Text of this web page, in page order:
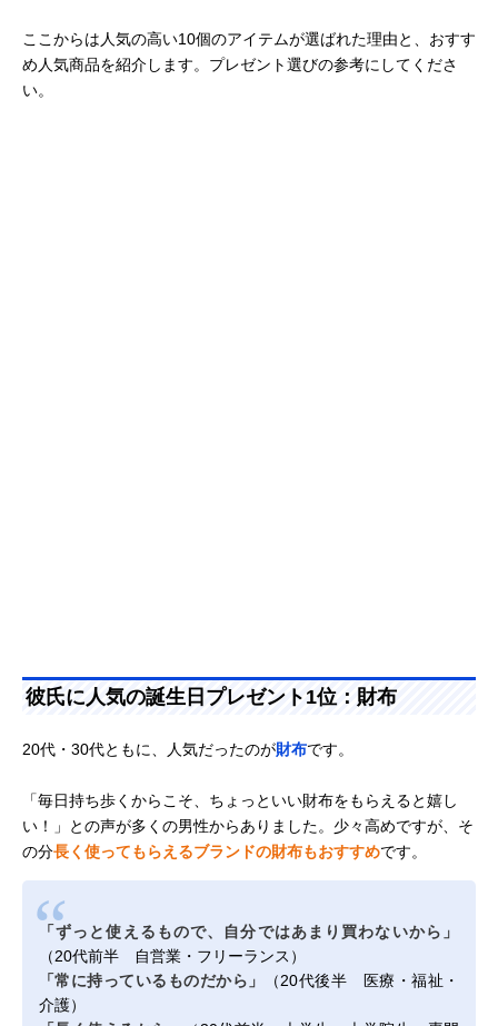
ここからは人気の高い10個のアイテムが選ばれた理由と、おすす
め人気商品を紹介します。プレゼント選びの参考にしてくださ
い。
彼氏に人気の誕生日プレゼント1位：財布
20代・30代ともに、人気だったのが財布です。
「毎日持ち歩くからこそ、ちょっといい財布をもらえると嬉し
い！」との声が多くの男性からありました。少々高めですが、そ
の分長く使ってもらえるブランドの財布もおすすめです。
「ずっと使えるもので、自分ではあまり買わないから」
（20代前半 自営業・フリーランス）
「常に持っているものだから」
（20代後半 医療・福祉・
介護）